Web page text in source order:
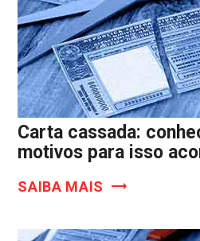
Carta cassada:
motivos para isso
SAIBA MAIS